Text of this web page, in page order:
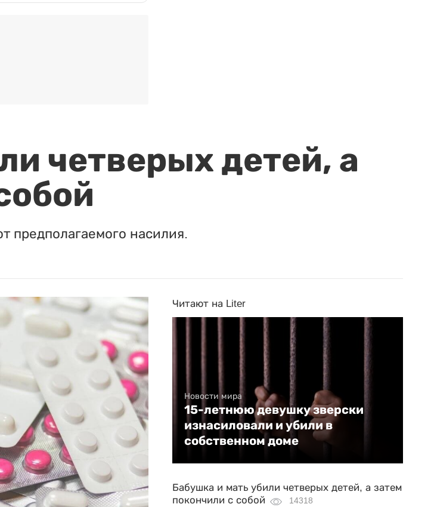
четверых детей, а
предполагаемого насилия.
Читают на Liter
Новости мира
15-летнюю девушку зверски
изнасиловали и убили в
собственном доме
Бабушка и мать убили четверых детей, а затем
покончили с собой
14318